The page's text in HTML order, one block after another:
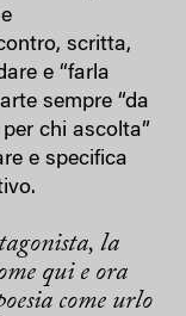
scritta,
e “farla
sempre “da
chi ascolta”
e specifica
la
qui e ora
come urlo